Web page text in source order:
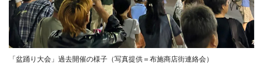
「盆踊り大会」過去開催の様子（写真提供＝布施商店街連絡会）